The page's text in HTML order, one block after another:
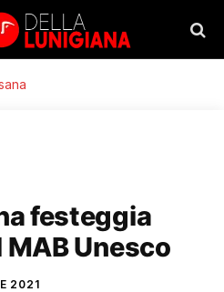
festeggia
MAB Unesco
2021